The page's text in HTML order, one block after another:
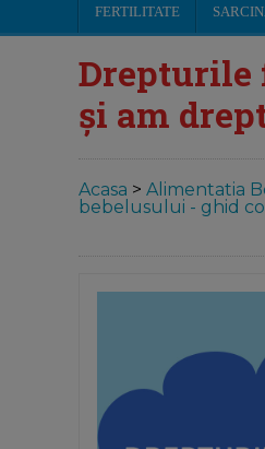
FERTILITATE
Drepturile
și am
Acasa > Alimentatia
bebelusului - ghid